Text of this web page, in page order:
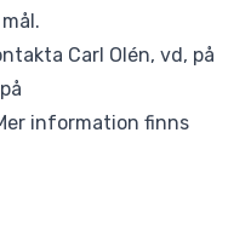
Carl Olén, vd, på
information finns